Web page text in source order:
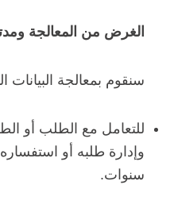
الغرض من المعالجة
سنقوم بمعالجة البيانات
للتعامل مع الطلب أو
سنوات.